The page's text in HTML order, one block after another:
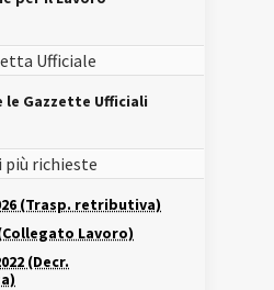
Ufficiale
Gazzette Ufficiali
più richieste
(Trasp. retributiva)
(Collegato Lavoro)
(Decr.